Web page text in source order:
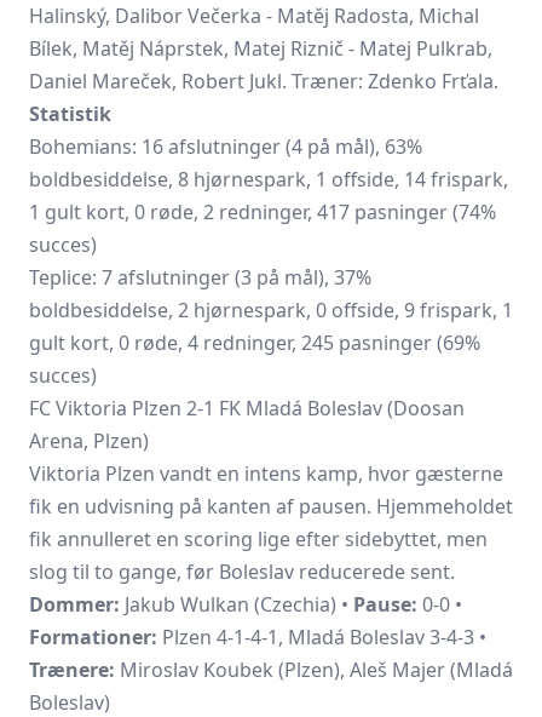
Halinský, Dalibor Večerka - Matěj Radosta, Michal
Bílek, Matěj Náprstek, Matej Riznič - Matej Pulkrab,
Daniel Mareček, Robert Jukl. Træner: Zdenko Frťala.
Statistik
Bohemians: 16 afslutninger (4 på mål), 63%
boldbesiddelse, 8 hjørnespark, 1 offside, 14 frispark,
1 gult kort, 0 røde, 2 redninger, 417 pasninger (74%
succes)
Teplice: 7 afslutninger (3 på mål), 37%
boldbesiddelse, 2 hjørnespark, 0 offside, 9 frispark, 1
gult kort, 0 røde, 4 redninger, 245 pasninger (69%
succes)
FC Viktoria Plzen 2-1 FK Mladá Boleslav (Doosan
Arena, Plzen)
Viktoria Plzen vandt en intens kamp, hvor gæsterne
fik en udvisning på kanten af pausen. Hjemmeholdet
fik annulleret en scoring lige efter sidebyttet, men
slog til to gange, før Boleslav reducerede sent.
Dommer: Jakub Wulkan (Czechia) • Pause: 0-0 •
Formationer: Plzen 4-1-4-1, Mladá Boleslav 3-4-3 •
Trænere: Miroslav Koubek (Plzen), Aleš Majer (Mladá
Boleslav)